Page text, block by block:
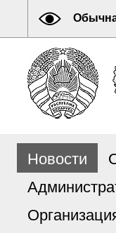
Новости